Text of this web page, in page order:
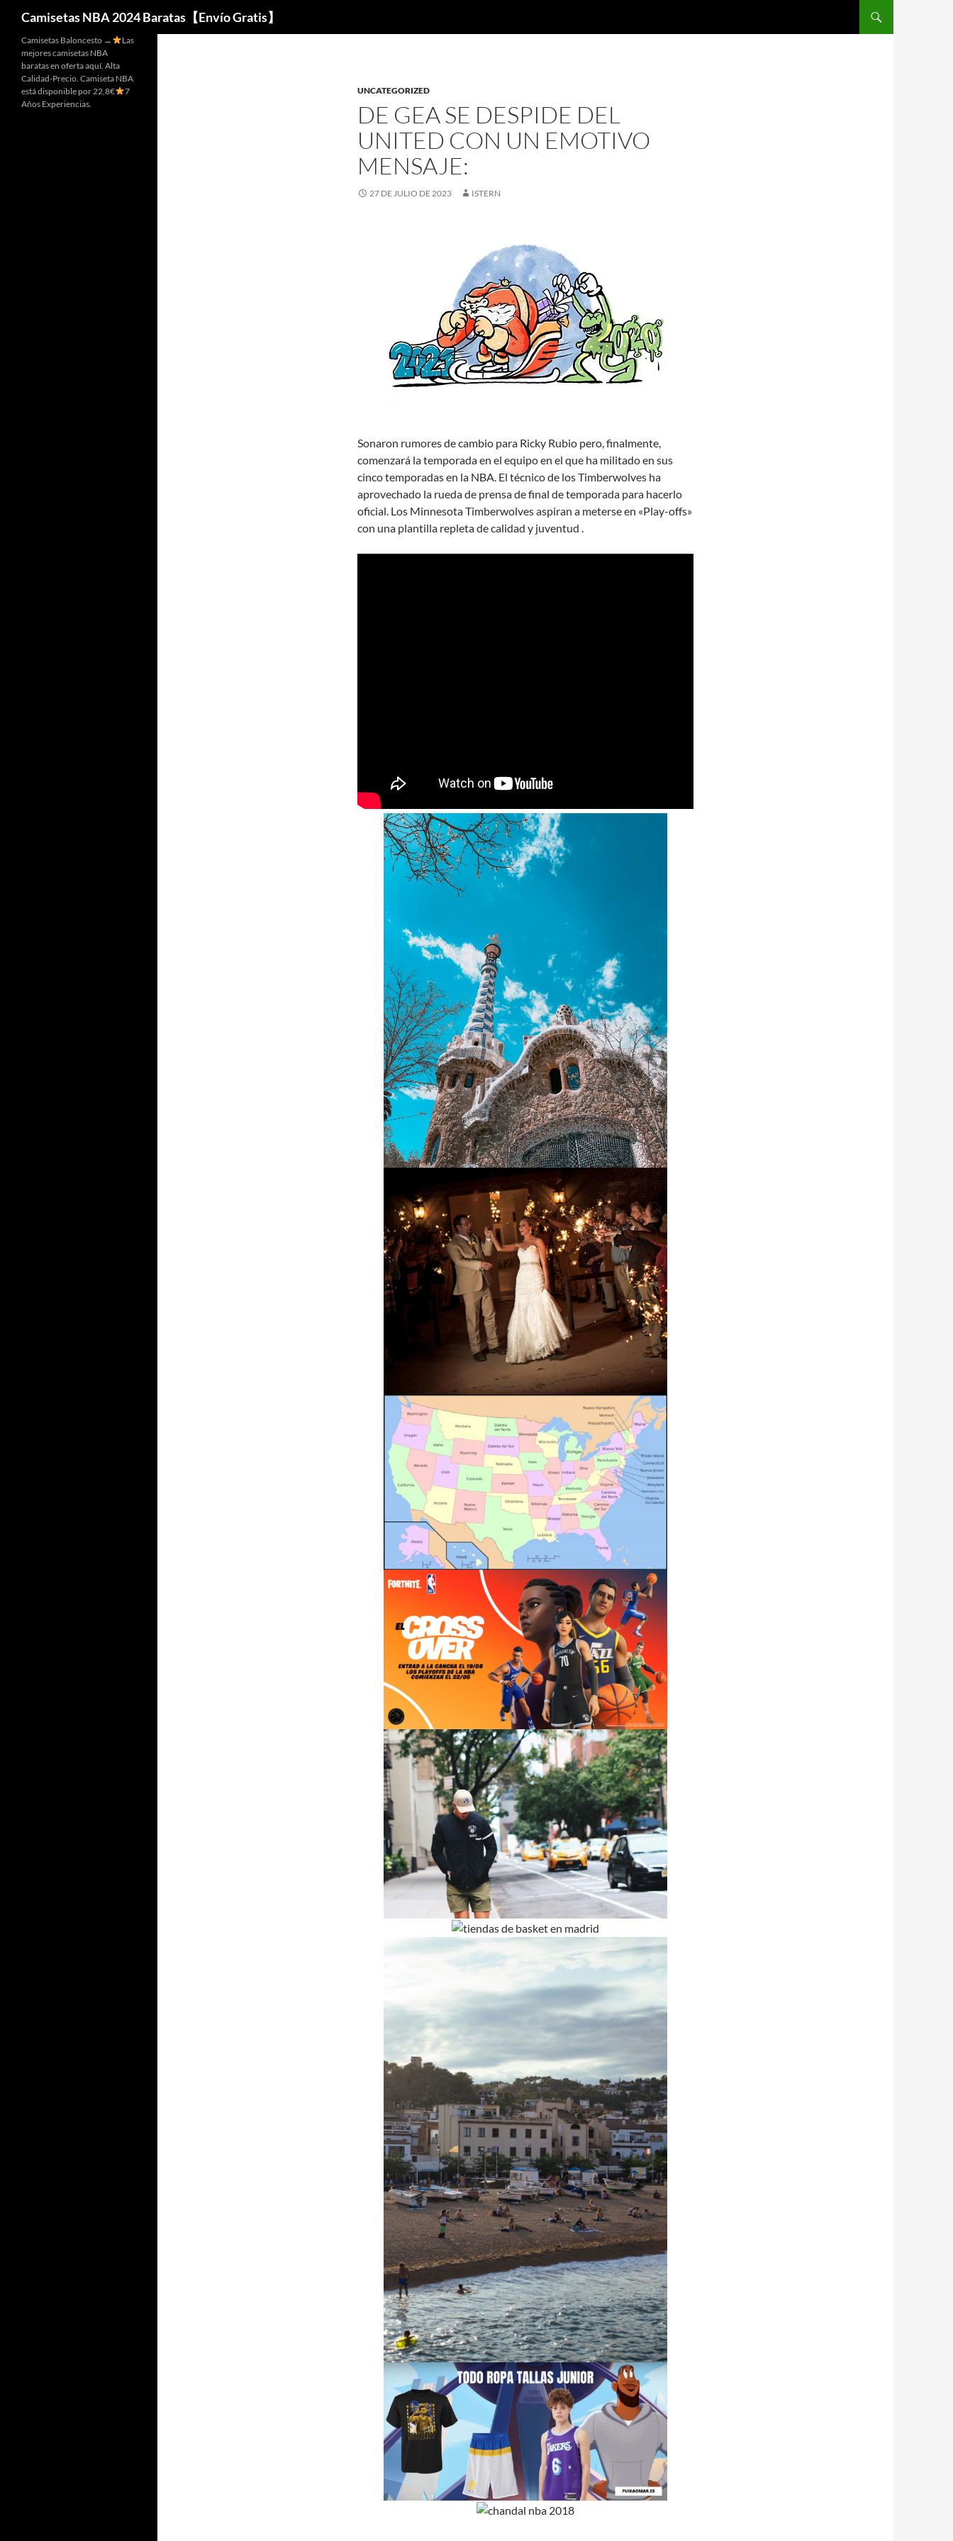
Camisetas NBA 2024 Baratas【Envío Gratis】
UNCATEGORIZED
DE GEA SE DESPIDE DEL
UNITED CON UN EMOTIVO
MENSAJE:
27 DE JULIO DE 2023 ISTERN
Sonaron rumores de cambio para Ricky Rubio pero, finalmente,
comenzará la temporada en el equipo en el que ha militado en sus
cinco temporadas en la NBA. El técnico de los Timberwolves ha
aprovechado la rueda de prensa de final de temporada para hacerlo
oficial. Los Minnesota Timberwolves aspiran a meterse en «Play-offs»
con una plantilla repleta de calidad y juventud .
Camisetas Baloncesto →
Las
mejores camisetas NBA
baratas en oferta aquí. Alta
Calidad-Precio. Camiseta NBA
está disponible por 22,8€
7
Años Experiencias.